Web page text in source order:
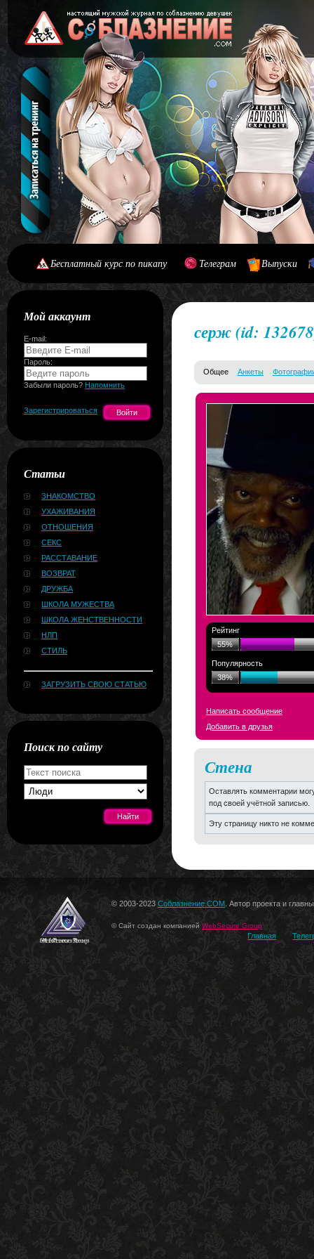
Бесплатный курс по пикапу Телеграм Выпуски
Мой аккаунт
E-mail:
Пароль:
Забыли пароль? Напомнить
Зарегистрироваться
Статьи
ЗНАКОМСТВО
УХАЖИВАНИЯ
ОТНОШЕНИЯ
СЕКС
РАССТАВАНИЕ
ВОЗВРАТ
ДРУЖБА
ШКОЛА МУЖЕСТВА
ШКОЛА ЖЕНСТВЕННОСТИ
НЛП
СТИЛЬ
ЗАГРУЗИТЬ СВОЮ СТАТЬЮ
Поиск по сайту
серж(id:
Общее Анкеты
Рейтинг
55%
Популярность
38%
Написать сообщение
Добавить в друзья
Стена
Оставлять комментарии
под своей учётной записью.
Эту страницу никто не
© 2003-2023 Соблазнение.COM . Автор проекта и
© Сайт создан компанией WebSecure Group
Главная